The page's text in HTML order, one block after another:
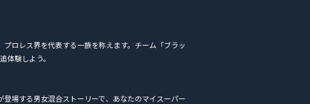
ロレス界を代表する一族を称えます。チーム「ブラッ
体験しよう。
場する男女混合ストーリーで、あなたのマイスーパー